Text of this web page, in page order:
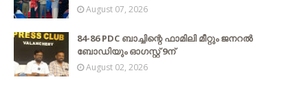
August 07, 2026
84-86 PDC ബാച്ചിന്റെ ഫാമിലി മീറ്റും ജനറൽ
ബോഡിയും ഓഗസ്റ്റ് 9ന്
August 02, 2026